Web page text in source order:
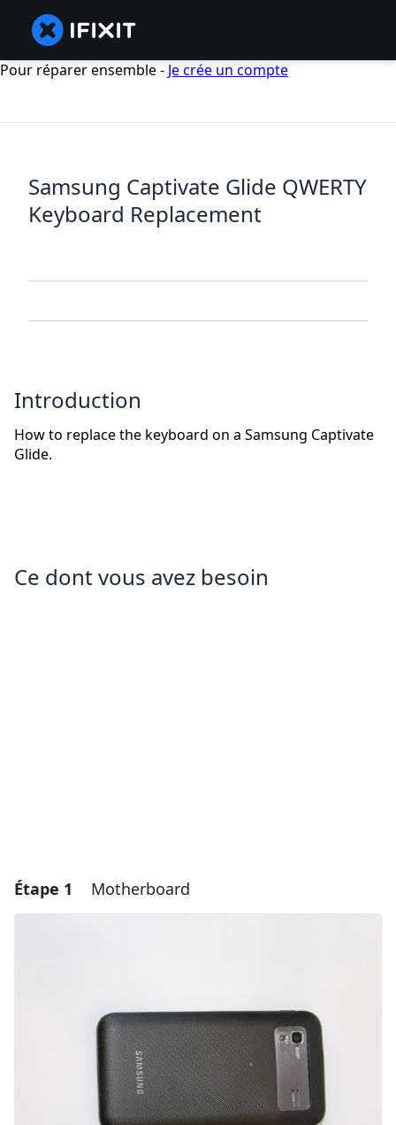
Pour réparer ensemble - Je crée un compte
Samsung Captivate Glide QWERTY
Keyboard Replacement
Introduction
How to replace the keyboard on a Samsung Captivate
Glide.
Ce dont vous avez besoin
Étape 1 Motherboard